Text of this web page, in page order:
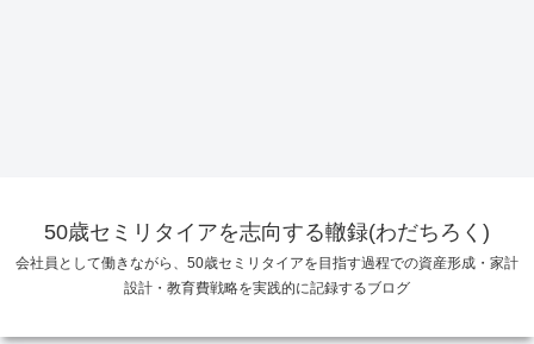
50歳セミリタイアを志向する轍録(わだちろく)
会社員として働きながら、50歳セミリタイアを目指す過程での資産形成・家計
設計・教育費戦略を実践的に記録するブログ